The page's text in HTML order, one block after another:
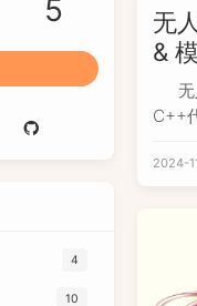
无
&
C++
（占
点到
算
2024-
5
4
10